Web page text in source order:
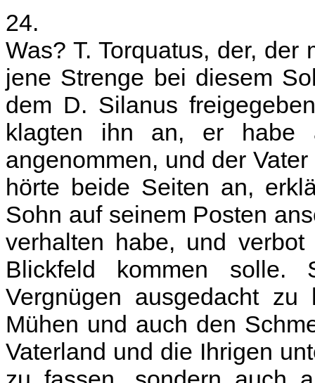
24.
Was? T. Torquatus, der,
jene Strenge bei diesem
dem D. Silanus
klagten ihn an, er habe
angenommen, und der
hörte beide Seiten an,
Sohn auf seinem Posten
verhalten habe, und
Blickfeld kommen
Vergnügen ausgedacht zu
Mühen und auch den
Vaterland und die Ihrigen